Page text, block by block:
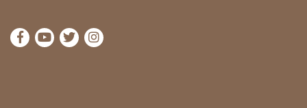
die Seite Facebook von Cammini Emilia-Romagna
die Seite YouTube von Cammini Emilia-
die Seite Twitter von Cammini Emilia-
die Seite Instagram von Cammini